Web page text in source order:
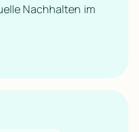
Nachhalten im